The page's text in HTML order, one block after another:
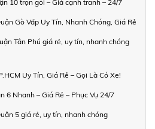
10 trọn gói – Giá cạnh tranh – 24/7
Gò Vấp Uy Tín, Nhanh Chóng, Giá Rẻ
Tân Phú giá rẻ, uy tín, nhanh chóng
Uy Tín, Giá Rẻ – Gọi Là Có Xe!
6 Nhanh – Giá Rẻ – Phục Vụ 24/7
5 giá rẻ, uy tín, nhanh chóng